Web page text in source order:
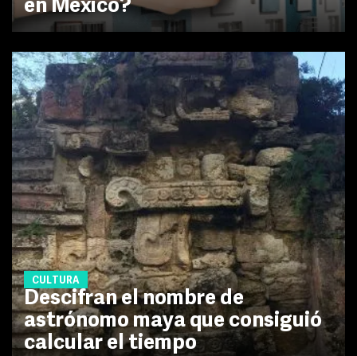
en México?
CULTURA
Descifran el nombre de
astrónomo maya que consiguió
calcular el tiempo